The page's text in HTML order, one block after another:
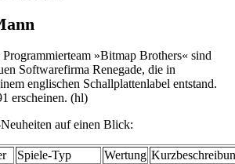
»Bitmap Brothers« sind
Softwarefirma Renegade, die in
englischen Schallplattenlabel entstand.
erscheinen. (hl)
auf einen Blick:
Spiele-Typ Wertung